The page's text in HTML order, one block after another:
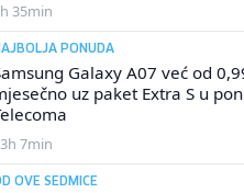
35min
PONUDA
Galaxy A07 već od
uz paket Extra S u
7min
OVE SEDMICE